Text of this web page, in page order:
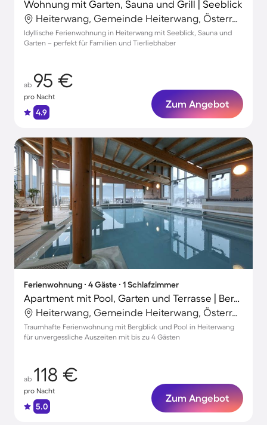
Wohnung mit Garten, Sauna und Grill | Seeblick
Heiterwang, Gemeinde Heiterwang, Österreich
Idyllische Ferienwohnung in Heiterwang mit Seeblick, Sauna und
Garten – perfekt für Familien und Tierliebhaber
ab 95 €
pro Nacht
4.9
Zum Angebot
Ferienwohnung ∙ 4 Gäste ∙ 1 Schlafzimmer
Apartment mit Pool, Garten und Terrasse | Bergblick
Heiterwang, Gemeinde Heiterwang, Österreich
Traumhafte Ferienwohnung mit Bergblick und Pool in Heiterwang
für unvergessliche Auszeiten mit bis zu 4 Gästen
ab 118 €
pro Nacht
5.0
Zum Angebot